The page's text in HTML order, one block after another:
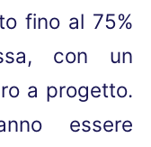
fino al 75%
con un
a progetto.
essere